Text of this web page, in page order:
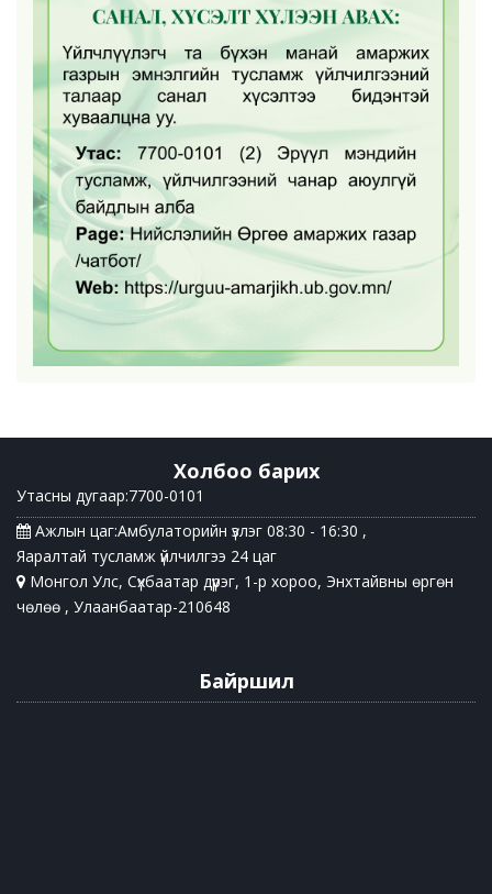
Холбоо барих
Утасны дугаар:7700-0101
Ажлын цаг:Амбулаторийн үзлэг 08:30 - 16:30 ,
Яаралтай тусламж үйлчилгээ 24 цаг
Монгол Улс, Сүхбаатар дүүрэг, 1-р хороо, Энхтайвны өргөн
чөлөө , Улаанбаатар-210648
Байршил